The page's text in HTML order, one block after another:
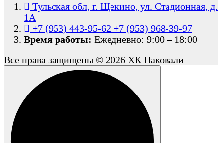
Тульская обл, г. Щекино, ул. Стадионная, д.
1А
+7 (953) 443-95-62 +7 (953) 968-39-97
Время работы: Ежедневно: 9:00 – 18:00
Все права защищены © 2026 ХК Наковали